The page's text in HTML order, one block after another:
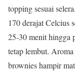
topping sesuai
170 derajat Celcius
25-30 menit hingga
tetap lembut. Aroma
brownies hampir